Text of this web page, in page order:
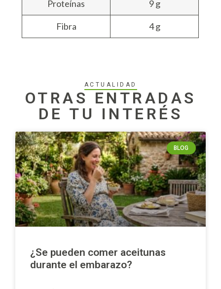
Proteínas 9 g
Fibra 4 g
ACTUALIDAD
OTRAS ENTRADAS
DE TU INTERÉS
BLOG
¿Se pueden comer aceitunas
durante el embarazo?